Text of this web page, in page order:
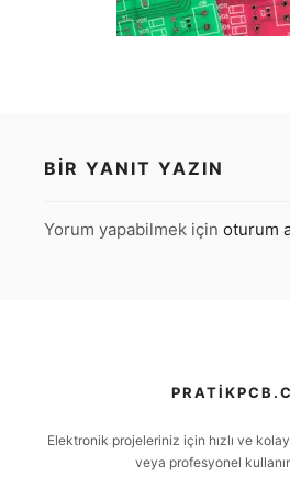
BIR YANIT YAZIN
Yorum yapabilmek için oturum
Elektronik projeleriniz için hızlı ve
veya profesyonel